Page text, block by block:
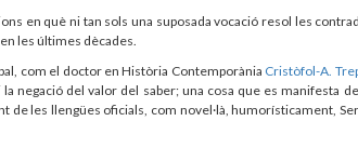
en què ni tan sols una suposada vocació resol les
les últimes dècades.
com el doctor en Història Contemporània Cristòfol-A.
negació del valor del saber; una cosa que es manifesta
les llengües oficials, com novel·là, humorísticament,